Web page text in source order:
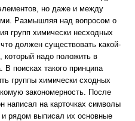
но даже и между
Размышляя над вопросом о
групп химически несходных
должен существовать какой-
который надо положить в
В поисках такого принципа
группы химически сходных
закономерность. После
написал на карточках символы
рядом выписал их основные